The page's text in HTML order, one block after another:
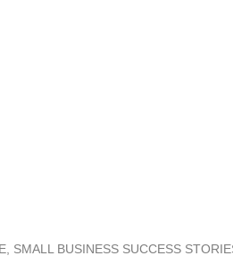
SMALL BUSINESS SUCCESS